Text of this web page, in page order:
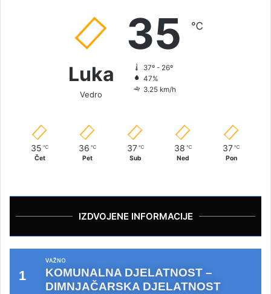
Luka
Vedro
35 ℃
37º - 26º
47%
3.25 km/h
35 ℃
Čet
36 ℃
Pet
37 ℃
Sub
38 ℃
Ned
37 ℃
Pon
IZDVOJENE INFORMACIJE
VAŽNO
KOMUNALNA DJELATNOST –
DIMNJAČARSKA DJELATNOST